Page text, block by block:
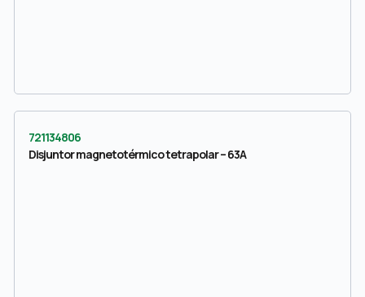
721134806
Disjuntor magnetotérmico tetrapolar – 63A